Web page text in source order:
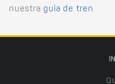
nuestra guía de tren .